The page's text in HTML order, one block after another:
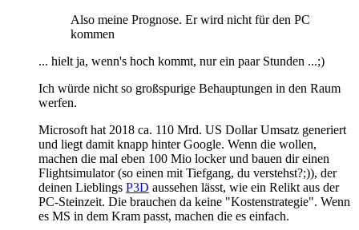
Also meine Prognose. Er wird nicht für den PC
kommen
... hielt ja, wenn's hoch kommt, nur ein paar Stunden ...;)
Ich würde nicht so großspurige Behauptungen in den Raum
werfen.
Microsoft hat 2018 ca. 110 Mrd. US Dollar Umsatz generiert
und liegt damit knapp hinter Google. Wenn die wollen,
machen die mal eben 100 Mio locker und bauen dir einen
Flightsimulator (so einen mit Tiefgang, du verstehst?;)), der
deinen Lieblings P3D aussehen lässt, wie ein Relikt aus der
PC-Steinzeit. Die brauchen da keine "Kostenstrategie". Wenn
es MS in dem Kram passt, machen die es einfach.